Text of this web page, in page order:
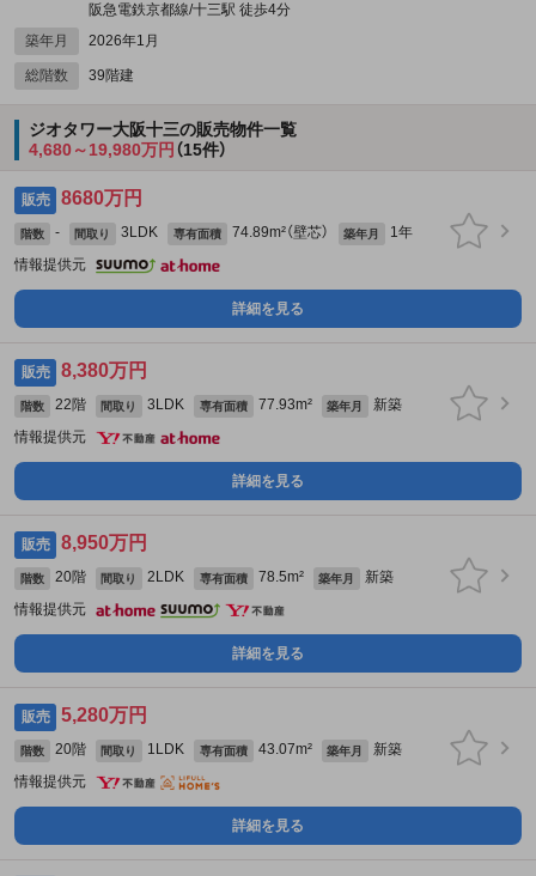
阪急電鉄京都線/十三駅 徒歩4分
築年月
2026年1月
総階数 39階建
ジオタワー大阪十三の販売物件一覧
4,680～19,980万円 （15件）
販売 8680万円
階数 - 間取り 3LDK 専有面積 74.89m²（壁芯） 築年月
1年
情報提供元
詳細を見る
販売 8,380万円
階数 22階 間取り 3LDK 専有面積 77.93m² 築年月
新築
情報提供元
詳細を見る
販売 8,950万円
階数 20階 間取り 2LDK 専有面積 78.5m² 築年月
新築
情報提供元
詳細を見る
販売 5,280万円
階数 20階 間取り 1LDK 専有面積 43.07m² 築年月
新築
情報提供元
詳細を見る